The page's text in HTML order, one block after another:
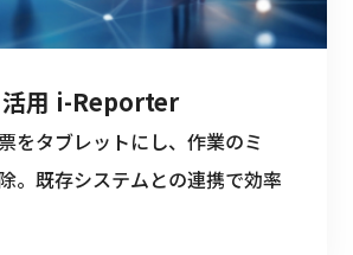
活用 i-Reporter
をタブレットにし、作業のミ
。既存システムとの連携で効率